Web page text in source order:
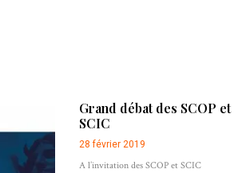
Grand débat des SCOP et
SCIC
28 février 2019
A l’invitation des SCOP et SCIC